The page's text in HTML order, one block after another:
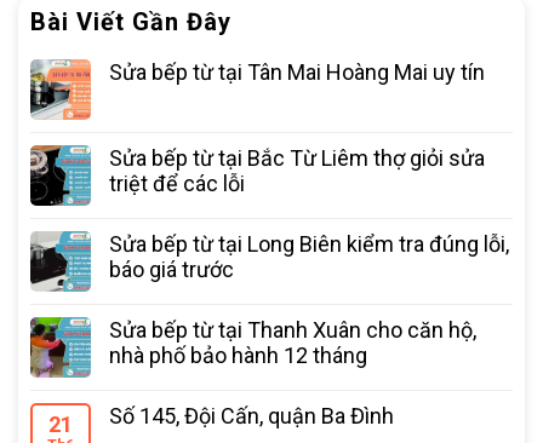
Bài Viết Gần Đây
Sửa bếp từ tại Tân Mai Hoàng Mai uy tín
Sửa bếp từ tại Bắc Từ Liêm thợ giỏi sửa
triệt để các lỗi
Sửa bếp từ tại Long Biên kiểm tra đúng lỗi,
báo giá trước
Sửa bếp từ tại Thanh Xuân cho căn hộ,
nhà phố bảo hành 12 tháng
21 Số 145, Đội Cấn, quận Ba Đình